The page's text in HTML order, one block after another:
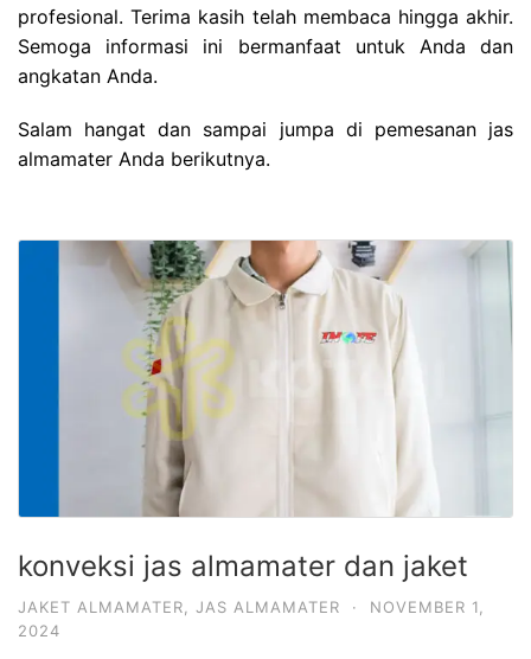
profesional. Terima kasih telah membaca hingga akhir.
Semoga informasi ini bermanfaat untuk Anda dan
angkatan Anda.
Salam hangat dan sampai jumpa di pemesanan jas
almamater Anda berikutnya.
konveksi jas almamater dan jaket
JAKET ALMAMATER, JAS ALMAMATER ·
NOVEMBER 1,
2024